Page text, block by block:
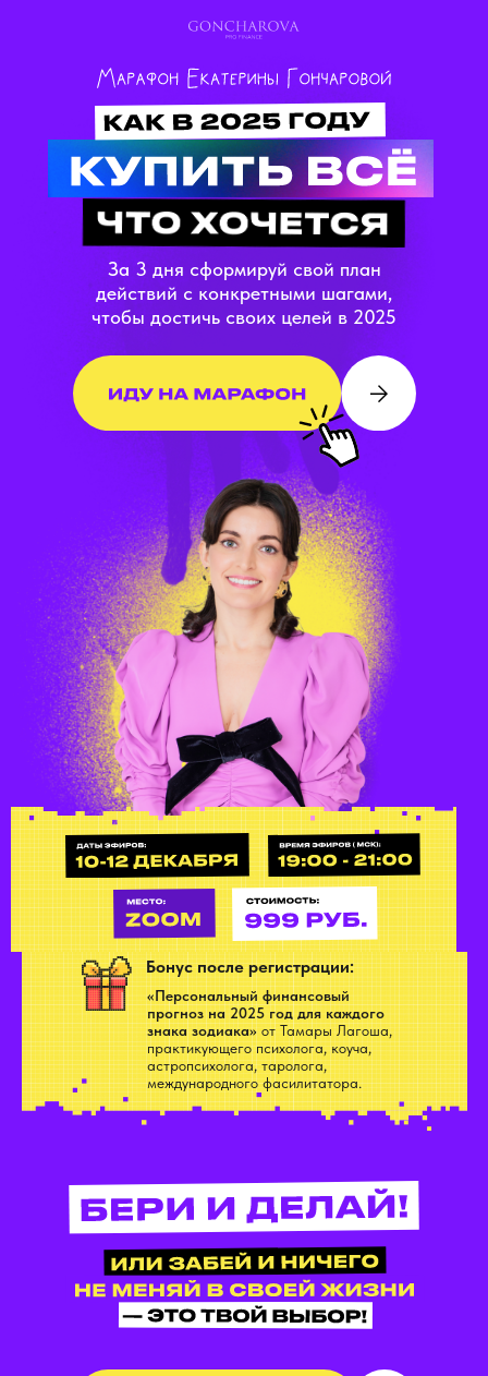
За 3 дня сформируй свой план
действий с конкретными шагами,
чтобы достичь своих целей в 2025
«Персональный финансовый
прогноз на 2025 год для каждого
знака зодиака»от Тамары Лагоша,
практикующего психолога, коуча,
астропсихолога, таролога,
международного фасилитатора.
Бонус после регистрации: